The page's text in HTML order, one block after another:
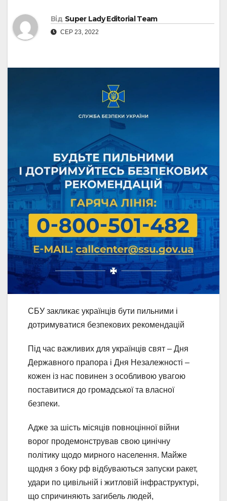
Від Super Lady Editorial Team
СЕР 23, 2022
СБУ закликає українців бути пильними і
дотримуватися безпекових рекомендацій
Під час важливих для українців свят – Дня
Державного прапора і Дня Незалежності –
кожен із нас повинен з особливою увагою
поставитися до громадської та власної
безпеки.
Адже за шість місяців повноцінної війни
ворог продемонстрував свою цинічну
політику щодо мирного населення. Майже
щодня з боку рф відбуваються запуски ракет,
удари по цивільній і житловій інфраструктурі,
що спричиняють загибель людей,